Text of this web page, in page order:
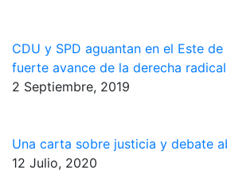
CDU y SPD aguantan en el Este
fuerte avance de la derecha radical
2 Septiembre, 2019
Una carta sobre justicia y debate
12 Julio, 2020